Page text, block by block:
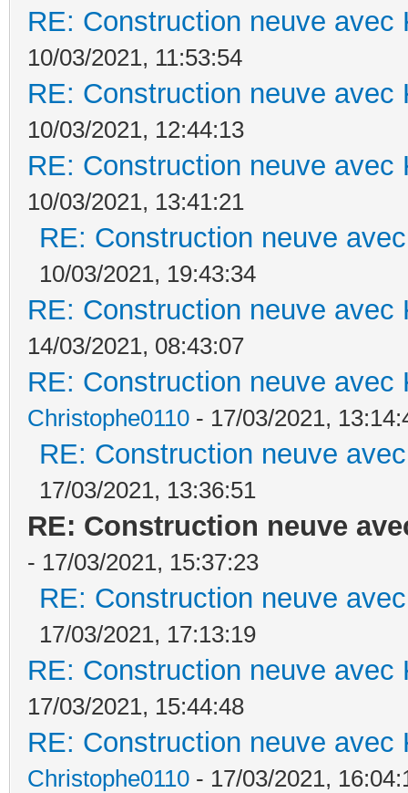
RE: Construction neuve avec
10/03/2021, 11:53:54
RE: Construction neuve avec
10/03/2021, 12:44:13
RE: Construction neuve avec
10/03/2021, 13:41:21
RE: Construction neuve
10/03/2021, 19:43:34
RE: Construction neuve avec
14/03/2021, 08:43:07
RE: Construction neuve avec
Christophe0110 - 17/03/2021,
RE: Construction neuve
17/03/2021, 13:36:51
RE: Construction neuve
- 17/03/2021, 15:37:23
RE: Construction neuve
17/03/2021, 17:13:19
RE: Construction neuve avec
17/03/2021, 15:44:48
RE: Construction neuve avec
Christophe0110 - 17/03/2021,